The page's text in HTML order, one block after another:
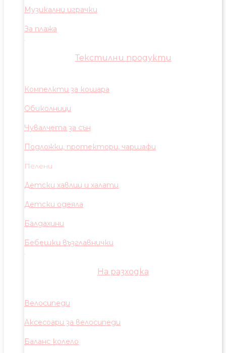
Музикални играчки
За плажа
Текстилни продукти
Компелкти за кошара
Обиколници
Чувалчета за сън
Подложки, протектори, чаршафи
Пелени
Детски хавлии и халати
Детски одеяла
Балдахини
Бебешки възглавнички
На разходка
Велосипеди
Аксесоари за велосипеди
Баланс колело